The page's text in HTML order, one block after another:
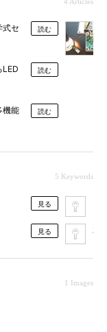
式セ
読む
LED
読む
機能
読む
5 Keywords
見る
見る 車
1 Images